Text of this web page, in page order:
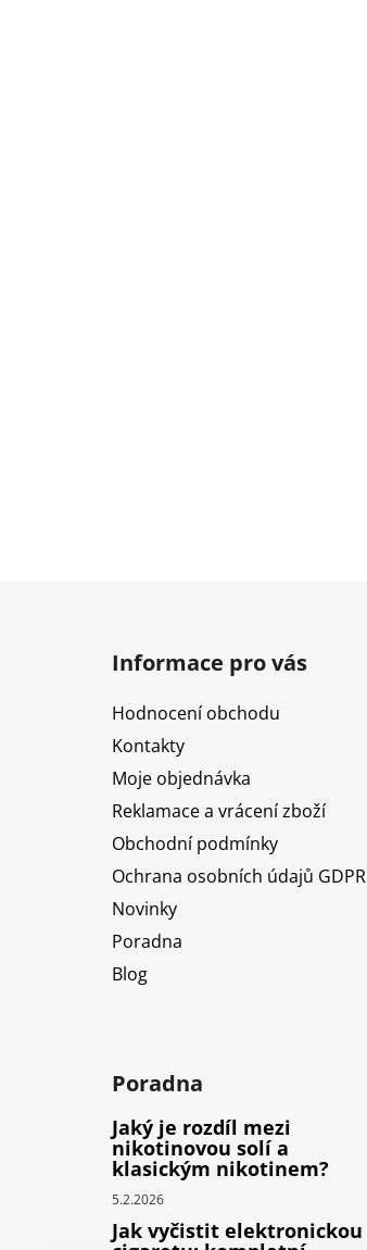
Informace pro vás
Hodnocení obchodu
Kontakty
Moje objednávka
Reklamace a vrácení zboží
Obchodní podmínky
Ochrana osobních údajů GDPR
Novinky
Poradna
Blog
Poradna
Jaký je rozdíl mezi
nikotinovou solí a
klasickým nikotinem?
5.2.2026
Jak vyčistit elektronickou